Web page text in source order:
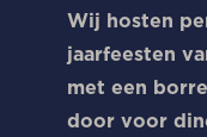
Wij hosten
jaarfeesten
met een
door voor